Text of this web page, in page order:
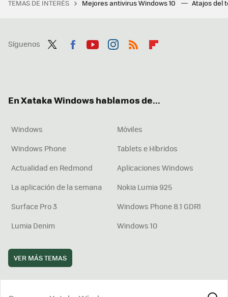
TEMAS DE INTERÉS Mejores antivirus Windows 10 Atajos del
Síguenos
En Xataka Windows hablamos de...
Windows
Móviles
Windows Phone
Tablets e Híbridos
Actualidad en Redmond
Aplicaciones Windows
La aplicación de la semana
Nokia Lumia 925
Surface Pro 3
Windows Phone 8.1 GDR1
Lumia Denim
Windows 10
VER MÁS TEMAS